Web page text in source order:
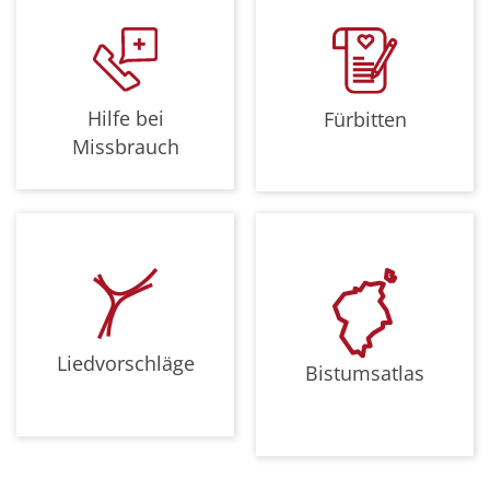
Hilfe bei
Missbrauch
Fürbitten
Liedvorschläge Bistumsatlas